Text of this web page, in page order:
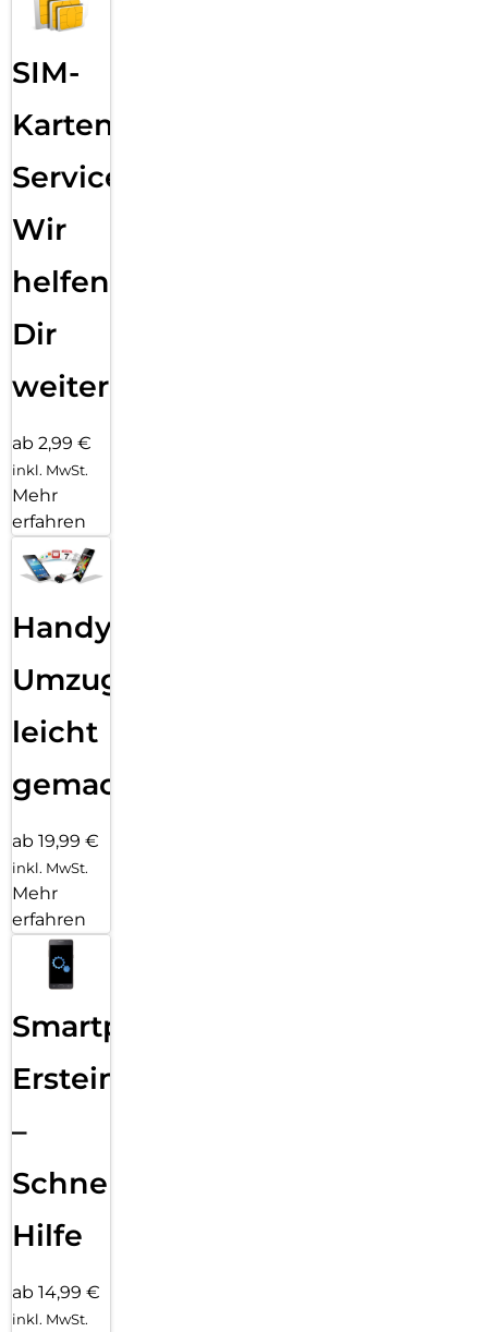
SIM-
Karten
Service:
Wir
helfen
Dir
weiter
ab 2,99 €
inkl. MwSt.
Mehr
erfahren
Handy
Umzug
leicht
gemacht!
ab 19,99 €
inkl. MwSt.
Mehr
erfahren
Smartphone
Ersteinrichtung
–
Schnelle
Hilfe
ab 14,99 €
inkl. MwSt.